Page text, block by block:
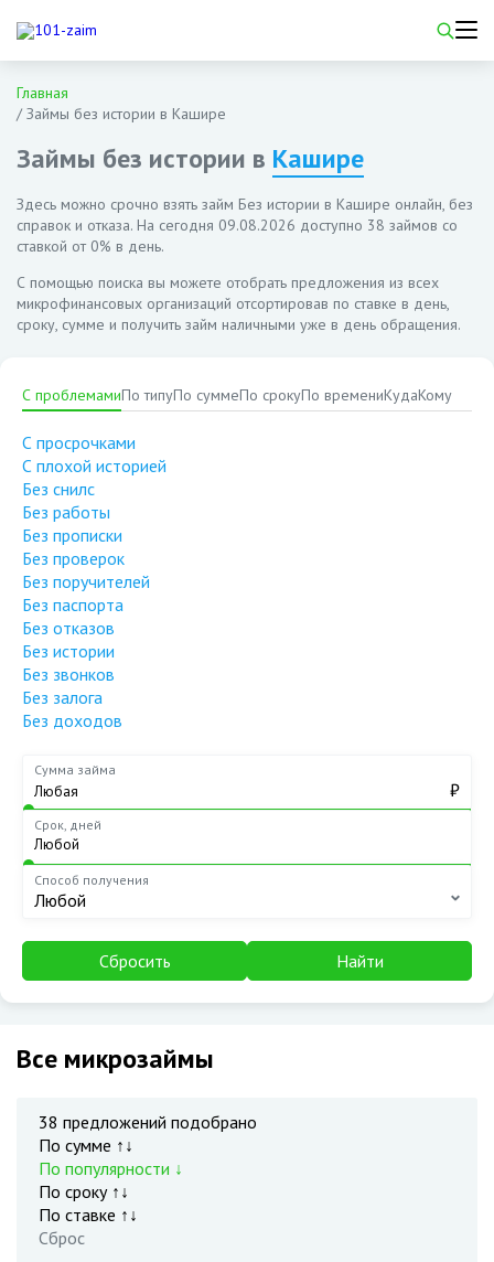
Главная
/Займы без истории в Кашире
Займы без истории в Кашире
Здесь можно срочно взять займ Без истории в Кашире онлайн, без
справок и отказа. На сегодня 09.08.2026 доступно 38 займов со
ставкой от 0% в день.
С помощью поиска вы можете отобрать предложения из всех
микрофинансовых организаций отсортировав по ставке в день,
сроку, сумме и получить займ наличными уже в день обращения.
С проблемамиПо типуПо суммеПо срокуПо времениКудаКому
С просрочками
С плохой историей
Без снилс
Без работы
Без прописки
Без проверок
Без поручителей
Без паспорта
Без отказов
Без истории
Без звонков
Без залога
Без доходов
Сумма займа
₽
Срок, дней
Способ получения
Любой
Сбросить Найти
Все микрозаймы
38 предложений подобрано
По сумме ↑↓
По популярности ↓
По сроку ↑↓
По ставке ↑↓
Сброс